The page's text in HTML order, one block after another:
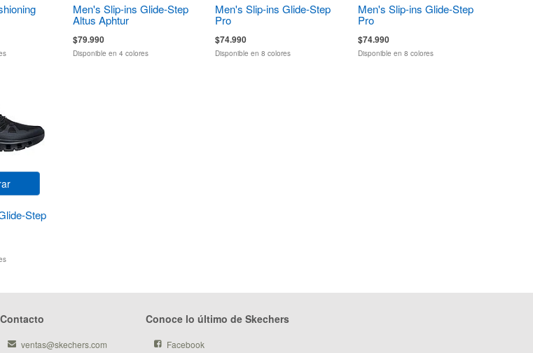
Men's Slip-ins Glide-Step
Altus Aphtur
$79.990
Disponible en 4 colores
Men's Slip-ins Glide-Step
Pro
$74.990
Disponible en 8 colores
Men's Slip-ins Glide-Step
Pro
$74.990
Disponible en 8 colores
Step
Contacto
ventas@skechers.com
Conoce lo último de Skechers
Facebook